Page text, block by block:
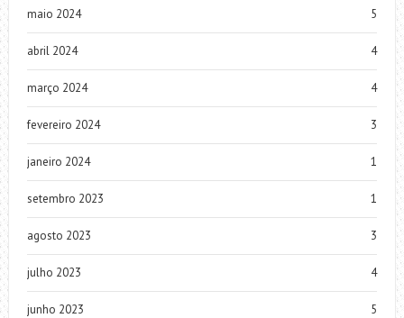
maio 2024 5
abril 2024 4
março 2024 4
fevereiro 2024 3
janeiro 2024 1
setembro 2023 1
agosto 2023 3
julho 2023 4
junho 2023 5